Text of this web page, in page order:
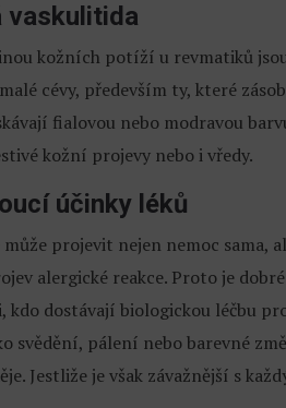
vaskulitida
kožních potíží u revmatiků
cévy, především ty, které
fialovou nebo modravou
kožní projevy nebo i vředy.
účinky léků
může projevit nejen nemoc sama,
alergické reakce. Proto je
kdo dostávají biologickou léčbu
svědění, pálení nebo barevné
Jestliže je však závažnější s